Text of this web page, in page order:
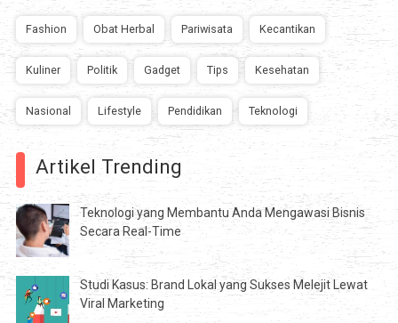
Fashion Obat Herbal Pariwisata Kecantikan
Kuliner Politik Gadget Tips Kesehatan
Nasional Lifestyle Pendidikan Teknologi
Artikel Trending
Teknologi yang Membantu Anda Mengawasi Bisnis
Secara Real-Time
Studi Kasus: Brand Lokal yang Sukses Melejit Lewat
Viral Marketing